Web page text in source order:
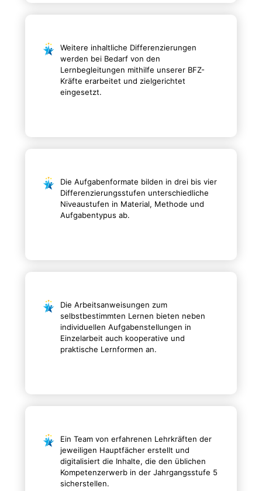
Weitere inhaltliche Differenzierungen
werden bei Bedarf von den
Lernbegleitungen mithilfe unserer BFZ-
Kräfte erarbeitet und zielgerichtet
eingesetzt.
Die Aufgabenformate bilden in drei bis vier
Differenzierungsstufen unterschiedliche
Niveaustufen in Material, Methode und
Aufgabentypus ab.
Die Arbeitsanweisungen zum
selbstbestimmten Lernen bieten neben
individuellen Aufgabenstellungen in
Einzelarbeit auch kooperative und
praktische Lernformen an.
Ein Team von erfahrenen Lehrkräften der
jeweiligen Hauptfächer erstellt und
digitalisiert die Inhalte, die den üblichen
Kompetenzerwerb in der Jahrgangsstufe 5
sicherstellen.